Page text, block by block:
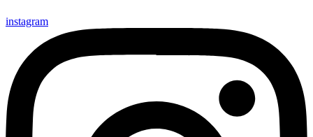
instagram